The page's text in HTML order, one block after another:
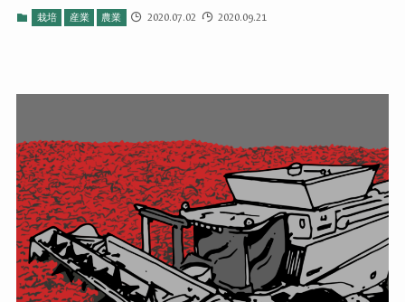
栽培 産業 農業 2020.07.02 2020.09.21